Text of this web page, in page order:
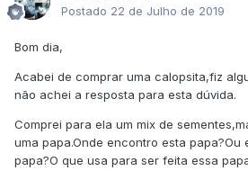
Postado 22 de Julho de 2019
Bom dia,
Acabei de comprar uma calopsita,fiz
não achei a resposta para esta dúvida.
Comprei para ela um mix de
uma papa.Onde encontro esta papa?Ou
papa?O que usa para ser feita essa